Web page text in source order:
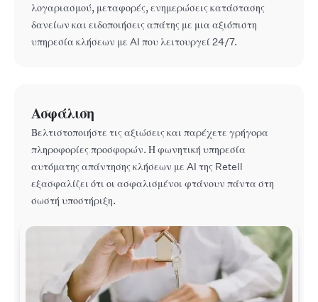
λογαριασμού, μεταφορές, ενημερώσεις κατάστασης
δανείων και ειδοποιήσεις απάτης με μια αξιόπιστη
υπηρεσία κλήσεων με AI που λειτουργεί 24/7.
Ασφάλιση
Βελτιστοποιήστε τις αξιώσεις και παρέχετε γρήγορα
πληροφορίες προσφορών. Η φωνητική υπηρεσία
αυτόματης απάντησης κλήσεων με AI της Retell
εξασφαλίζει ότι οι ασφαλισμένοι φτάνουν πάντα στη
σωστή υποστήριξη.